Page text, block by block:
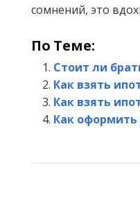
сомнений, это
По Теме:
Стоит ли
Как взять
Как взять
Как оформить